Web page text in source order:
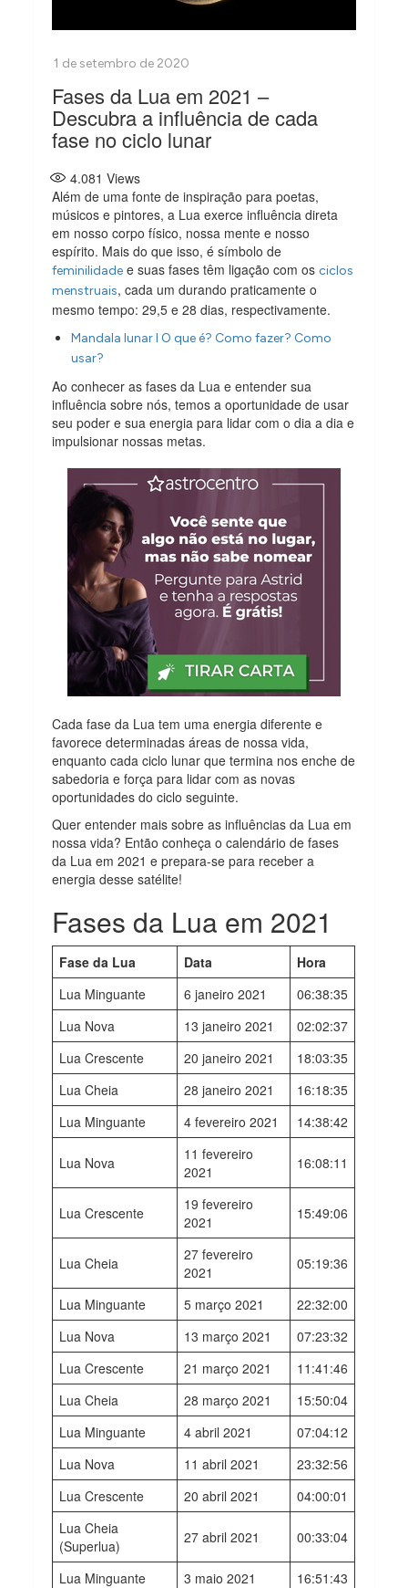
Fases da Lua em 2021 –
Descubra a influência de cada
fase no ciclo lunar
4.081 Views
Além de uma fonte de inspiração para poetas,
músicos e pintores, a Lua exerce influência direta
em nosso corpo físico, nossa mente e nosso
espírito. Mais do que isso, é símbolo de
feminilidade e suas fases têm ligação com osciclos
menstruais, cada um durando praticamente o
mesmo tempo: 29,5 e 28 dias, respectivamente.
Mandala lunar l O que é? Como fazer? Como
usar?
Ao conhecer as fases da Lua e entender sua
influência sobre nós, temos a oportunidade de usar
seu poder e sua energia para lidar com o dia a dia e
impulsionar nossas metas.
Cada fase da Lua tem uma energia diferente e
favorece determinadas áreas de nossa vida,
enquanto cada ciclo lunar que termina nos enche de
sabedoria e força para lidar com as novas
oportunidades do ciclo seguinte.
Quer entender mais sobre as influências da Lua em
nossa vida? Então conheça o calendário de fases
da Lua em 2021 e prepara-se para receber a
energia desse satélite!
Fases da Lua em 2021
Fase da Lua Data
Hora
Lua Minguante
6 janeiro 2021
06:38:35
Lua Nova
13 janeiro 2021
02:02:37
Lua Crescente
20 janeiro 2021
18:03:35
Lua Cheia
28 janeiro 2021
16:18:35
Lua Minguante
4 fevereiro 2021 14:38:42
Lua Nova
11 fevereiro
2021
16:08:11
Lua Crescente
19 fevereiro
2021
15:49:06
Lua Cheia
27 fevereiro
2021
05:19:36
Lua Minguante 5 março 2021
22:32:00
Lua Nova
13 março 2021
07:23:32
Lua Crescente
21 março 2021
11:41:46
Lua Cheia
28 março 2021
15:50:04
Lua Minguante
4 abril 2021
07:04:12
Lua Nova
11 abril 2021
23:32:56
Lua Crescente
20 abril 2021
04:00:01
Lua Cheia
(Superlua)
27 abril 2021 00:33:04
Lua Minguante 3 maio 2021
16:51:43